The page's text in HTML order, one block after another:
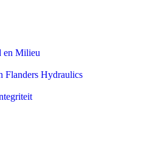
en Milieu
Flanders Hydraulics